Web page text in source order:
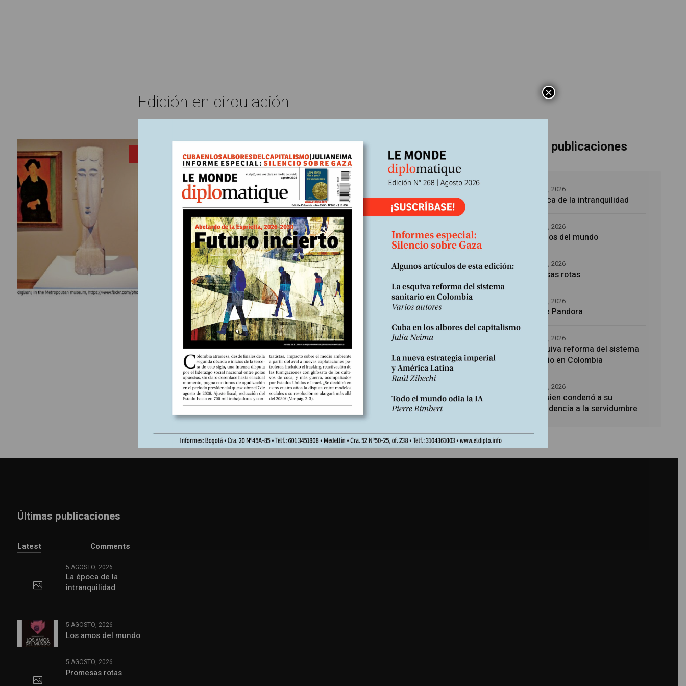
2 septiembre, 2024 Escrito por: Carlos Fajardo Fajardo En Edición N°247
Amedeo Modigliani: el pintor de Livorno
Livorno. Sábado 12 de julio de 1884. En una familia judía no ortodoxa, nace Amedeo
Modigliani, el menor de cuatro hermanos, de padre comerciante y madre con
antepasados franceses. “Dedo”, como lo llamarán de niño en su casa, será un gran
artista en el París de la primera y segunda década del siglo XX. Tuberculoso...
Últimas publicaciones
La época de la intranquilidad
5 agosto, 2026
Los amos del mundo
5 agosto, 2026
Promesas rotas
5 agosto, 2026
Caja de Pandora
4 agosto, 2026
La esquiva reforma del sistema
sanitario en Colombia
4 agosto, 2026
Noé, quien condenó a su
descendencia a la servidumbre
4 agosto, 2026
Últimas publicaciones
Latest Comments
5 AGOSTO, 2026
La época de la
intranquilidad
5 AGOSTO, 2026
Los amos del mundo
5 AGOSTO, 2026
Promesas rotas
Edición en circulación ×